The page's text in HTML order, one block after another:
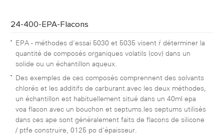
24-400-EPA-Flacons
EPA - méthodes d'essai 5030 et 5035 visent à déterminer la
quantité de composés organiques volatils (cov) dans un
solide ou un échantillon aqueux.
Des exemples de ces composés comprennent des solvants
chlorés et les additifs de carburant.avec les deux méthodes,
un échantillon est habituellement situé dans un 40ml epa
voa flacon avec un bouchon et septums.les septums utilisés
dans ces ape sont généralement faits de flacons de silicone
/ ptfe construire, 0125 po d'épaisseur.